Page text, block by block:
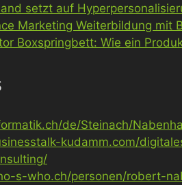
setzt auf
Marketing Weiterbildung mit
Boxspringbett: Wie ein
de/Steinach/
kudamm.com/
s-who.ch/personen/robert-